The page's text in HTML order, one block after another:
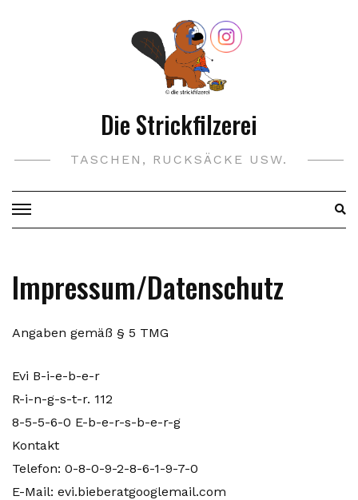
Die Strickfilzerei
TASCHEN, RUCKSÄCKE USW.
Impressum/Datenschutz
Angaben gemäß § 5 TMG
Evi B-i-e-b-e-r
R-i-n-g-s-t-r. 112
8-5-5-6-0 E-b-e-r-s-b-e-r-g
Kontakt
Telefon: 0-8-0-9-2-8-6-1-9-7-0
E-Mail: evi.bieberatgooglemail.com